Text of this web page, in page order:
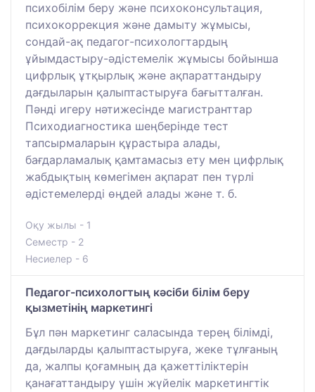
психобілім беру және психоконсультация,
психокоррекция және дамыту жұмысы,
сондай-ақ педагог-психологтардың
ұйымдастыру-әдістемелік жұмысы бойынша
цифрлық ұтқырлық және ақпараттандыру
дағдыларын қалыптастыруға бағытталған.
Пәнді игеру нәтижесінде магистранттар
Психодиагностика шеңберінде тест
тапсырмаларын құрастыра алады,
бағдарламалық қамтамасыз ету мен цифрлық
жабдықтың көмегімен ақпарат пен түрлі
әдістемелерді өңдей алады және т. б.
Оқу жылы - 1
Семестр - 2
Несиелер - 6
Педагог-психологтың кәсіби білім беру
қызметінің маркетингі
Бұл пән маркетинг саласында терең білімді,
дағдыларды қалыптастыруға, жеке тұлғаның
да, жалпы қоғамның да қажеттіліктерін
қанағаттандыру үшін жүйелік маркетингтік